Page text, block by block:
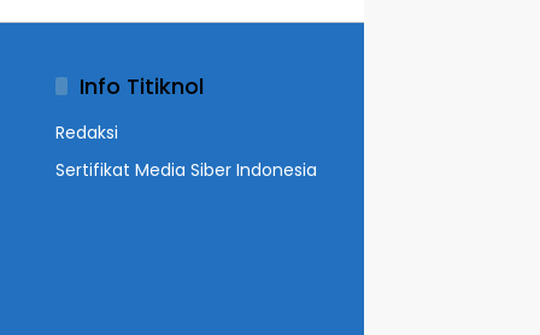
Info Titiknol
Redaksi
Sertifikat Media Siber Indonesia